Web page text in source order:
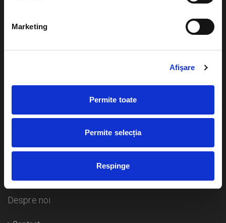
Marketing
Afişare
Permite toate
Permite selecția
Respinge
Plata online sau cash
Livrare prin curier
Duplicare bilete
Concerte si
Despre noi